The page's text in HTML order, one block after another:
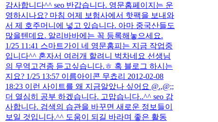
감사합니다^^ seo 반갑습니다. 영문홈페이지는 운
영하시나요? 마침 어제 보험사에서 핫팩을 보내와
서 제 호주머니에 넣고 있습니다. 아마 중국산들도
많을텐데요. 알리바바에는 꼭 등록해놓으세요.
1/25 11:41 스마트가이 네 영문홈피는 지금 작업중
입니다^^ 혼자서 여러개 할려니 벅차네요 선생님
의 무역고견좀 듣고싶습니다.ㅎ 혹 블로그 하시는
지요? 1/25 13:57 이름아이콘 무쵸리 2012-02-08
18:23 이런 사이트를 왜 지금알았나 싶어요 @.,@;;
더 열심히 공부 하겠습니다. 고맙습니다..^^ seo 감
사합니다. 검색의 습관을 바꾸면 새로운 정보들이
보일 것입니다.^^ 도움이 되길 바라며 좋은 활동